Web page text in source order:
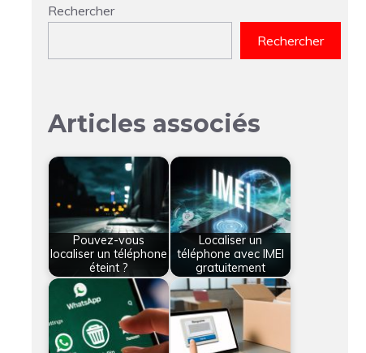
Rechercher
Rechercher
Articles associés
Pouvez-vous
localiser un téléphone
éteint ?
Localiser un
téléphone avec IMEI
gratuitement